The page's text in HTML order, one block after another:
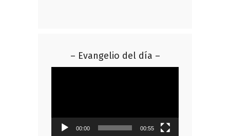
– Evangelio del día –
00:00 00:55